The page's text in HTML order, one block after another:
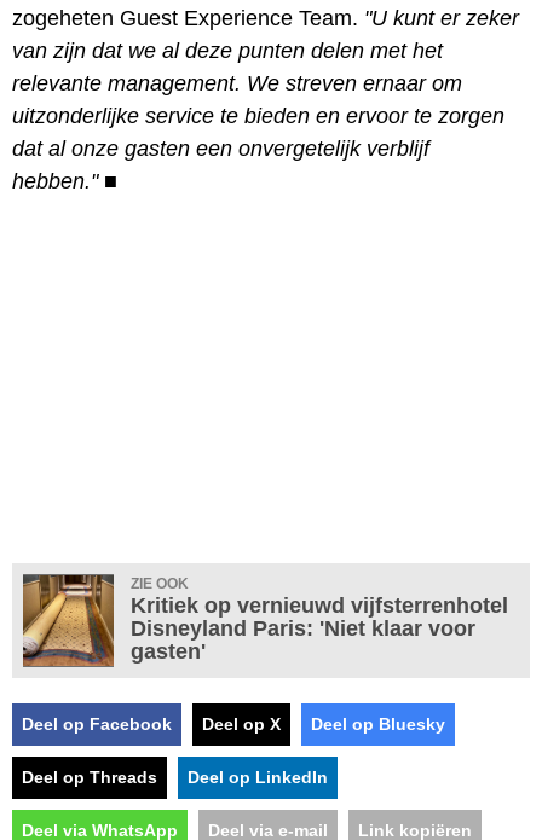
zogeheten Guest Experience Team. "U kunt er zeker
van zijn dat we al deze punten delen met het
relevante management. We streven ernaar om
uitzonderlijke service te bieden en ervoor te zorgen
dat al onze gasten een onvergetelijk verblijf
hebben." ■
ZIE OOK
Kritiek op vernieuwd vijfsterrenhotel
Disneyland Paris: 'Niet klaar voor
gasten'
Deel op Facebook Deel op X Deel op Bluesky
Deel op Threads Deel op LinkedIn
Deel via WhatsApp Deel via e-mail Link kopiëren